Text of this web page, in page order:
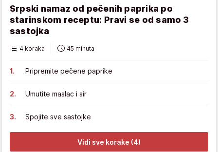
Srpski namaz od pečenih paprika po
starinskom receptu: Pravi se od samo 3
sastojka
4 koraka 45 minuta
Pripremite pečene paprike
Umutite maslac i sir
Spojite sve sastojke
Vidi sve korake (4)